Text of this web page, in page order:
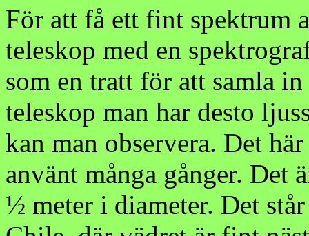
För att få ett fint spektrum
teleskop med en
som en tratt för att samla
teleskop man har desto
kan man observera. Det
använt många gånger. Det
½ meter i diameter. Det